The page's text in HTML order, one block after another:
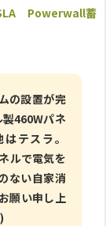
Powerwall蓄
の設置が完
460Wパネ
テスラ。
ルで電気を
ない自家消
願い申し上